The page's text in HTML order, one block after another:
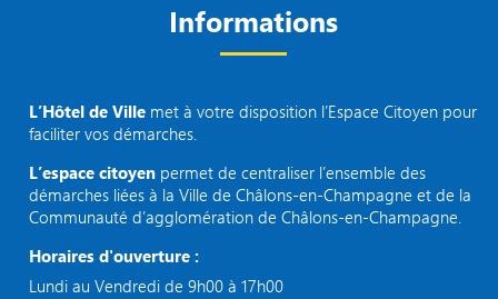
Informations
L’Hôtel de Ville met à votre disposition l’Espace Citoyen pour
faciliter vos démarches.
L’espace citoyen permet de centraliser l’ensemble des
démarches liées à la Ville de Châlons-en-Champagne et de la
Communauté d’agglomération de Châlons-en-Champagne.
Horaires d'ouverture :
Lundi au Vendredi de 9h00 à 17h00